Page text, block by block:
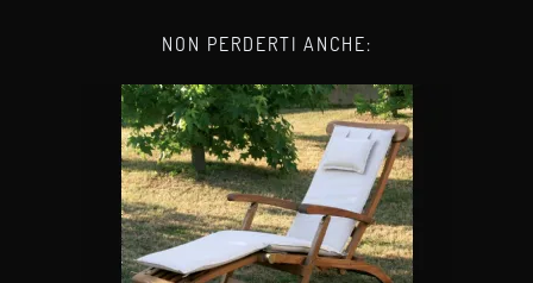
NON PERDERTI ANCHE: